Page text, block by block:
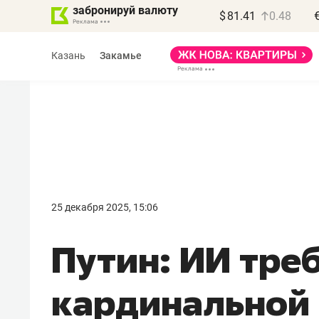
забронируй валюту $ 81.41 0.48
Казань Закамье
25 декабря 2025, 15:06
Путин: ИИправил, бизнес может
потерять минимум